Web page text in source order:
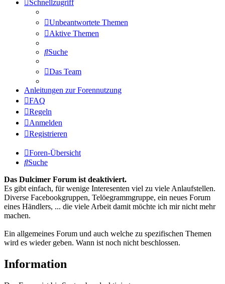
Schnellzugriff
Unbeantwortete Themen
Aktive Themen
Suche
Das Team
Anleitungen zur Forennutzung
FAQ
Regeln
Anmelden
Registrieren
Foren-Übersicht
Suche
Das Dulcimer Forum ist deaktiviert.
Es gibt einfach, für wenige Interesenten viel zu viele Anlaufstellen.
Diverse Facebookgruppen, Telöegrammgruppe, ein neues Forum
eines Händlers, ... die viele Arbeit damit möchte ich mir nicht mehr
machen.
Ein allgemeines Forum und auch welche zu spezifischen Themen
wird es wieder geben. Wann ist noch nicht beschlossen.
Information